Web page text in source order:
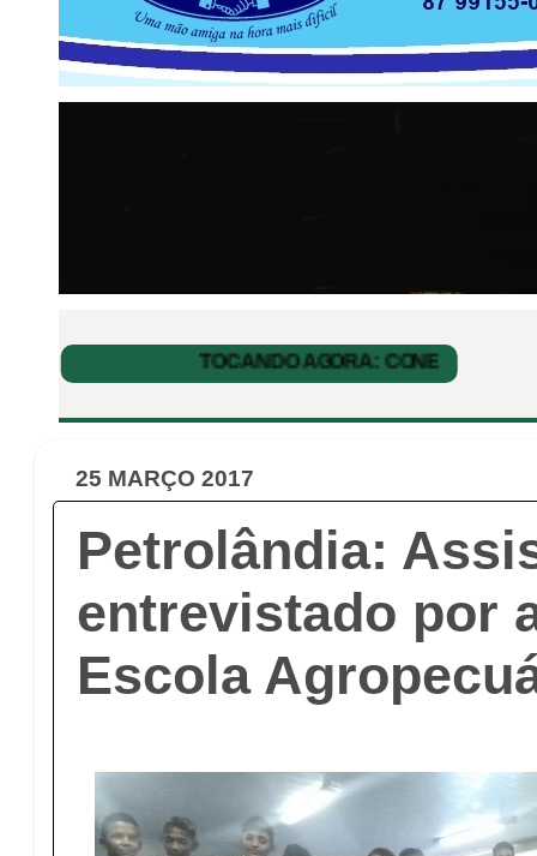
25 MARÇO 2017
Petrolândia:
entrevistado por
Escola